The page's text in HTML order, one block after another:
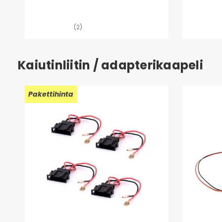
(2)
Kaiutinliitin / adapterikaapeli
Pakettihinta